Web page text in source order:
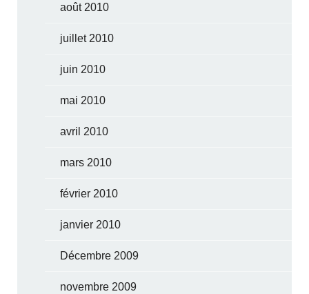
août 2010
juillet 2010
juin 2010
mai 2010
avril 2010
mars 2010
février 2010
janvier 2010
Décembre 2009
novembre 2009